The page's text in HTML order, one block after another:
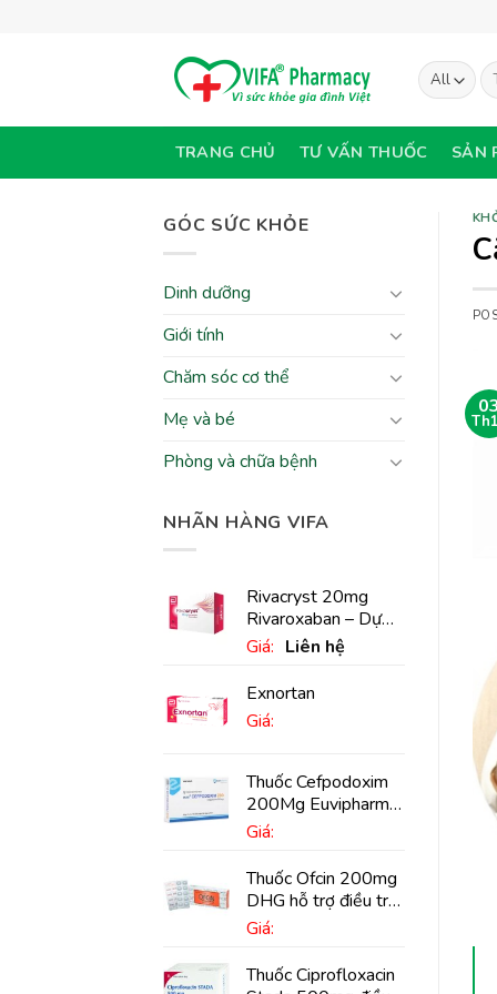
TRANG CHỦ TƯ VẤN THUỐC SẢN
GÓC SỨC KHỎE
Dinh dưỡng
Giới tính
Chăm sóc cơ thể
Mẹ và bé
Phòng và chữa bệnh
NHÃN HÀNG VIFA
Rivacryst 20mg
Rivaroxaban – Dự
phòng đột quỵ,
huyết khối tĩnh mạch
Giá: Liên hệ
Exnortan
Giá:
Thuốc Cefpodoxim
200Mg Euvipharm
điều trị nhiễm khuẩn
Giá:
Thuốc Ofcin 200mg
DHG hỗ trợ điều trị
viêm phế quản nặng
Giá:
Thuốc Ciprofloxacin
03